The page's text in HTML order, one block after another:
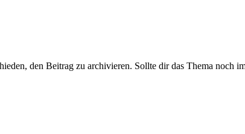
den Beitrag zu archivieren. Sollte dir das Thema noch